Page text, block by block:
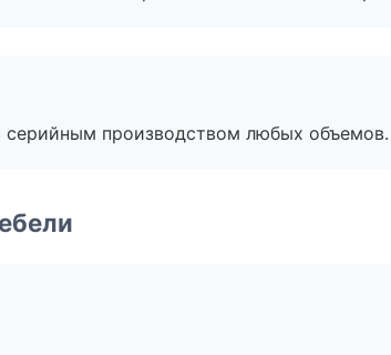
производством любых объемов.